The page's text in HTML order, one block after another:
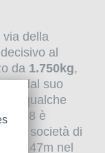
della
al
da 1.750kg,
dal suo
qualche
2008 è
società di
51.47m nel